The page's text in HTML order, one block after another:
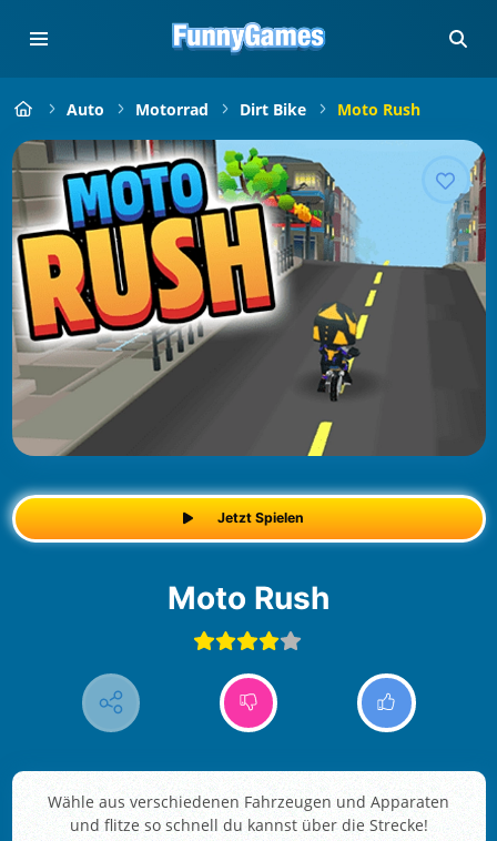
Auto Motorrad Dirt Bike Moto Rush
Jetzt Spielen
Moto Rush
Wähle aus verschiedenen Fahrzeugen und Apparaten
und flitze so schnell du kannst über die Strecke!